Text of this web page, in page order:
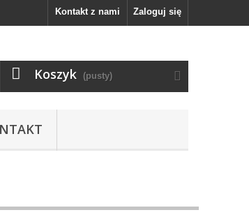
Zaloguj się
Kontakt z nami
Koszyk (pusty)